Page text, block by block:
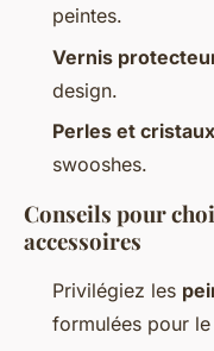
peintes.
Vernis
design.
Perles et
swooshes.
Conseils pour
accessoires
Privilégiez les
formulées pour